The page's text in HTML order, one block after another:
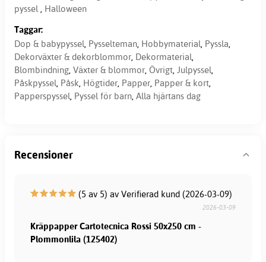
pyssel
Halloween
Taggar:
Dop & babypyssel Pysselteman Hobbymaterial Pyssla
Dekorväxter & dekorblommor Dekormaterial
Blombindning Växter & blommor Övrigt Julpyssel
Påskpyssel Påsk Högtider Papper Papper & kort
Papperspyssel Pyssel för barn Alla hjärtans dag
Recensioner
(5 av 5) av Verifierad kund (2026-03-09)
2026-03-09
Kräppapper Cartotecnica Rossi 50x250 cm -
Plommonlila (125402)